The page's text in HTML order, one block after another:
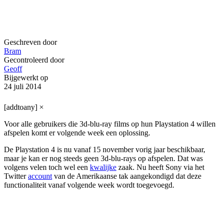
Geschreven door
Bram
Gecontroleerd door
Geoff
Bijgewerkt op
24 juli 2014
[addtoany] ×
Voor alle gebruikers die 3d-blu-ray films op hun Playstation 4 willen
afspelen komt er volgende week een oplossing.
De Playstation 4 is nu vanaf 15 november vorig jaar beschikbaar,
maar je kan er nog steeds geen 3d-blu-rays op afspelen. Dat was
volgens velen toch wel een kwalijke zaak. Nu heeft Sony via het
Twitteraccountvan de Amerikaanse tak aangekondigd dat deze
functionaliteit vanaf volgende week wordt toegevoegd.